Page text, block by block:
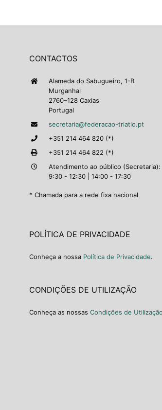
CONTACTOS
Alameda do Sabugueiro, 1-B
Murganhal
2760–128 Caxias
Portugal
secretaria@federacao-triatlo.pt
+351 214 464 820 (*)
+351 214 464 822 (*)
Atendimento ao público (Secretaria):
9:30 - 12:30 | 14:00 - 17:30
* Chamada para a rede fixa nacional
POLÍTICA DE PRIVACIDADE
Conheça a nossa Política de Privacidade.
CONDIÇÕES DE UTILIZAÇÃO
Conheça as nossas Condições de Utilização